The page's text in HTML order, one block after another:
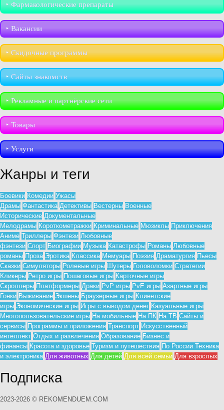
‣︎ Фармакологические препараты
‣︎ Вакансии
‣︎ Скидочные программы
‣︎ Сайты знакомств
‣︎ Рекламные и партнёрские сети
‣︎ Товары
‣︎ Услуги
Жанры и теги
Боевики Комедии Ужасы
Драмы Фантастика Детективы Вестерны Военные
Исторические Документальные
Мелодрамы Короткометражки Криминальные Мюзиклы Приключения
Аниме Триллеры Фэнтези Любовные
фэнтези Спорт Биографии Музыка Катастрофы Романы Любовные
романы Проза Эротика Классика Мемуары Поэзия Драматургия Пьесы
Сказки Симуляторы Ролевые игры Шутеры Головоломки Стратегии
Кликеры Ретро игры Пошаговые игры Карточные игры
Скроллеры Платформеры Драки PvP игры PvE игры Азартные игры
Гонки Выживание Экшены Браузерные игры Клиентские
игры Экономические игры Игры с выводом денег Казуальные игры
Многопользовательские игры На мобильные На ПК На ТВ Сайты и
сервисы Программы и приложения Транспорт Искусственный
интеллект Отдых и развлечения Образование Бизнес и
финансы Красота и здоровье Туризм и путешествия По России Техника
и электроника Для животных Для детей Для всей семьи Для взрослых
Подписка
2023-2026 © REKOMENDUEM.COM